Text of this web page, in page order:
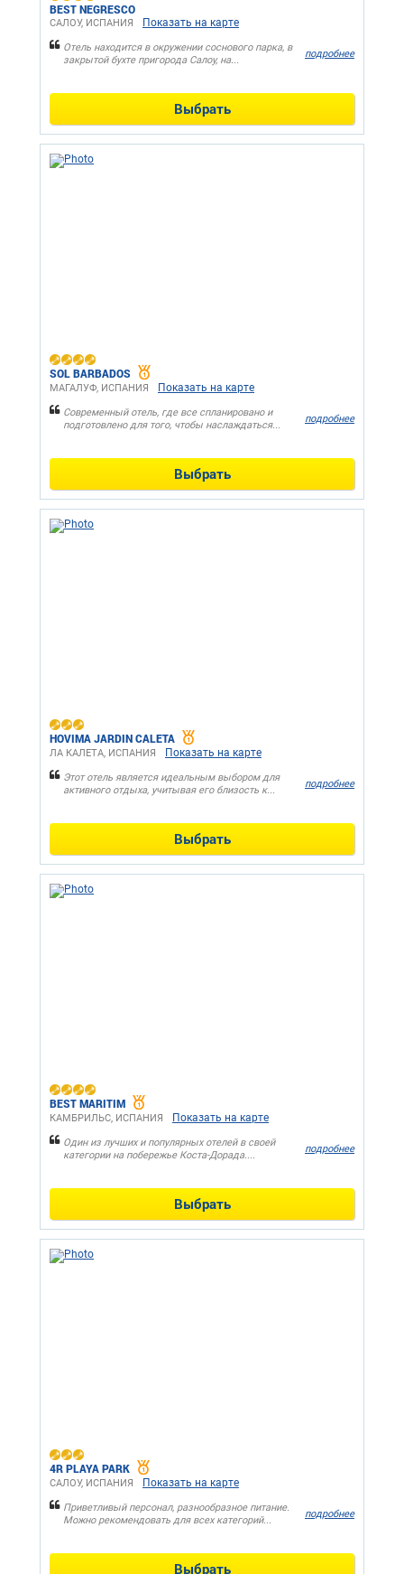
BEST NEGRESCO
САЛОУ, ИСПАНИЯ Показать на карте
Отель находится в окружении соснового парка, в
закрытой бухте пригорода Салоу, на...
подробнее
Выбрать
SOL BARBADOS
МАГАЛУФ, ИСПАНИЯ Показать на карте
Современный отель, где все спланировано и
подготовлено для того, чтобы наслаждаться...
подробнее
Выбрать
HOVIMA JARDIN CALETA
ЛА КАЛЕТА, ИСПАНИЯ Показать на карте
Этот отель является идеальным выбором для
активного отдыха, учитывая его близость к...
подробнее
Выбрать
BEST MARITIM
КАМБРИЛЬС, ИСПАНИЯ Показать на карте
Один из лучших и популярных отелей в своей
категории на побережье Коста-Дорада....
подробнее
Выбрать
4R PLAYA PARK
САЛОУ, ИСПАНИЯ Показать на карте
Приветливый персонал, разнообразное питание.
Можно рекомендовать для всех категорий...
подробнее
Выбрать